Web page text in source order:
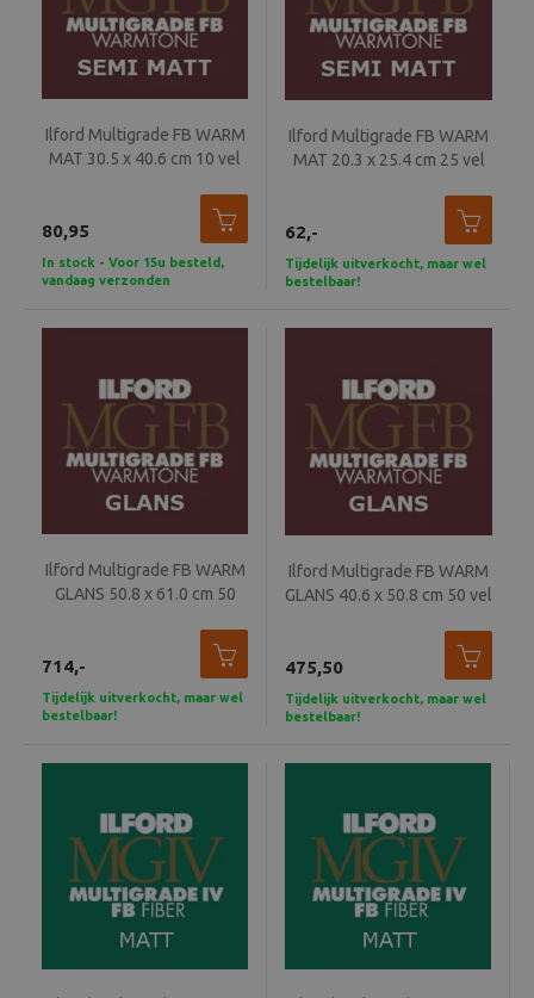
Ilford Multigrade FB WARM
MAT 30.5 x 40.6 cm 10 vel
80,95
In stock - Voor 15u besteld,
vandaag verzonden
Ilford Multigrade FB WARM
MAT 20.3 x 25.4 cm 25 vel
62,-
Tijdelijk uitverkocht, maar wel
bestelbaar!
Ilford Multigrade FB WARM
GLANS 50.8 x 61.0 cm 50
714,-
Tijdelijk uitverkocht, maar wel
bestelbaar!
Ilford Multigrade FB WARM
GLANS 40.6 x 50.8 cm 50 vel
475,50
Tijdelijk uitverkocht, maar wel
bestelbaar!